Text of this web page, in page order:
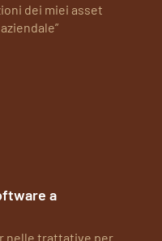
dei miei asset
a
nelle trattative per